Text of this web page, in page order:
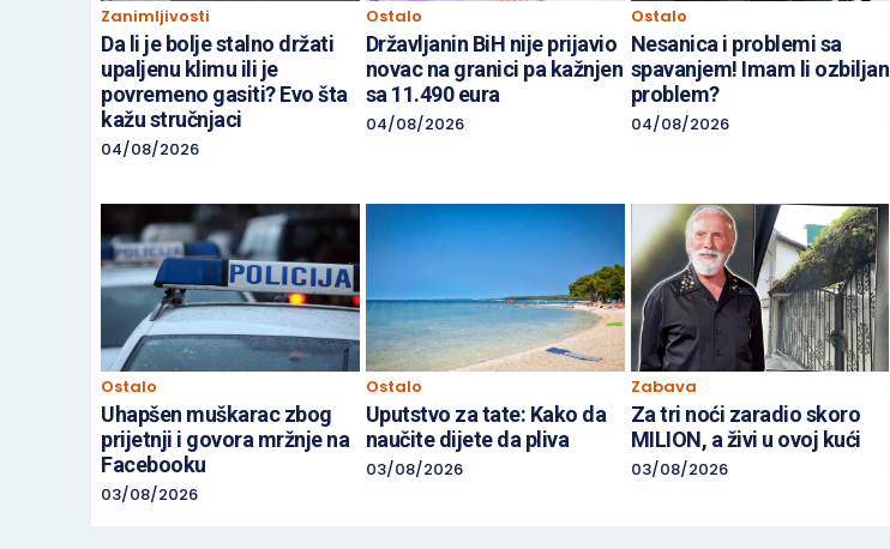
Zanimljivosti
Da li je bolje stalno držati
upaljenu klimu ili je
povremeno gasiti? Evo šta
kažu stručnjaci
04/08/2026
Ostalo
Državljanin BiH nije prijavio
novac na granici pa kažnjen
sa 11.490 eura
04/08/2026
Ostalo
Nesanica i problemi sa
spavanjem! Imam li ozbiljan
problem?
04/08/2026
Ostalo
Uhapšen muškarac zbog
prijetnji i govora mržnje na
Facebooku
03/08/2026
Ostalo
Uputstvo za tate: Kako da
naučite dijete da pliva
03/08/2026
Zabava
Za tri noći zaradio skoro
MILION, a živi u ovoj kući
03/08/2026